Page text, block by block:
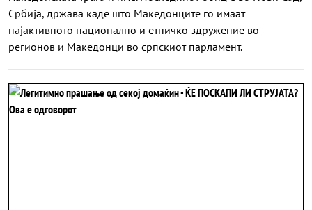
Србија, држава каде што Македонците го имаат
најактивното национално и етничко здружение во
регионов и Македонци во српскиот парламент.